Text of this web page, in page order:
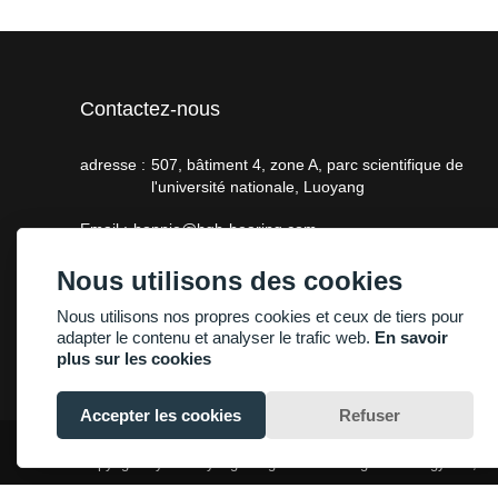
Contactez-nous
adresse : 507, bâtiment 4, zone A, parc scientifique de
l'université nationale, Luoyang
Email : bonnie@hgb-bearing.com
Téléphone : +86-13938815302
Nous utilisons des cookies
Nous utilisons nos propres cookies et ceux de tiers pour
adapter le contenu et analyser le trafic web. En savoir
plus sur les cookies
Accepter les cookies Refuser